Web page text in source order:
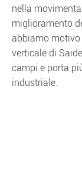
nella
miglioramento
abbiamo motivo
verticale di
campi e porta
industriale.